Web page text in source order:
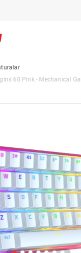
60 Pink - Mechanical